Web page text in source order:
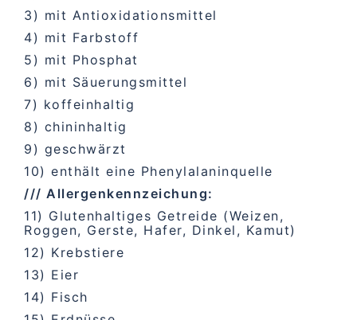
3) mit Antioxidationsmittel
4) mit Farbstoff
5) mit Phosphat
6) mit Säuerungsmittel
7) koffeinhaltig
8) chininhaltig
9) geschwärzt
10) enthält eine Phenylalaninquelle
/// Allergenkennzeichung:
11) Glutenhaltiges Getreide (Weizen,
Roggen, Gerste, Hafer, Dinkel, Kamut)
12) Krebstiere
13) Eier
14) Fisch